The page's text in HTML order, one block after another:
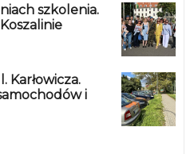
szkolenia.
Karłowicza.
i